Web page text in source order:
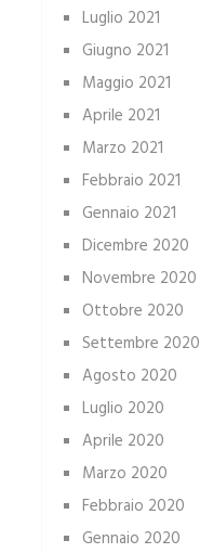
Luglio 2021
Giugno 2021
Maggio 2021
Aprile 2021
Marzo 2021
Febbraio 2021
Gennaio 2021
Dicembre 2020
Novembre 2020
Ottobre 2020
Settembre 2020
Agosto 2020
Luglio 2020
Aprile 2020
Marzo 2020
Febbraio 2020
Gennaio 2020